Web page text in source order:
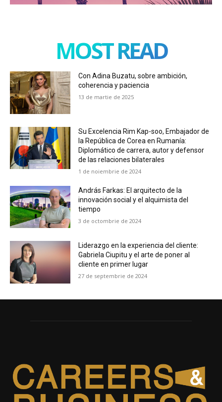
MOST READ
Con Adina Buzatu, sobre ambición,
coherencia y paciencia
13 de martie de 2025
Su Excelencia Rim Kap-soo, Embajador de
la República de Corea en Rumanía:
Diplomático de carrera, autor y defensor
de las relaciones bilaterales
1 de noiembrie de 2024
András Farkas: El arquitecto de la
innovación social y el alquimista del
tiempo
3 de octombrie de 2024
Liderazgo en la experiencia del cliente:
Gabriela Ciupitu y el arte de poner al
cliente en primer lugar
27 de septembrie de 2024